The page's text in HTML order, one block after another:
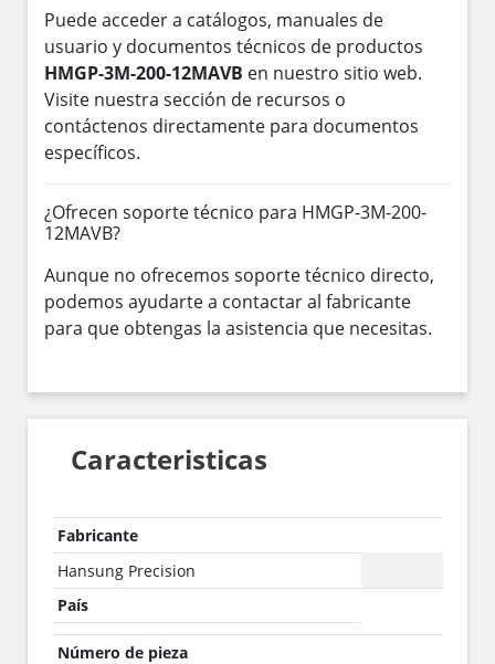
Puede acceder a catálogos, manuales de
usuario y documentos técnicos de productos
HMGP-3M-200-12MAVB en nuestro sitio web.
Visite nuestra sección de recursos o
contáctenos directamente para documentos
específicos.
¿Ofrecen soporte técnico para HMGP-3M-200-
12MAVB?
Aunque no ofrecemos soporte técnico directo,
podemos ayudarte a contactar al fabricante
para que obtengas la asistencia que necesitas.
Caracteristicas
Fabricante
Hansung Precision
País
Número de pieza